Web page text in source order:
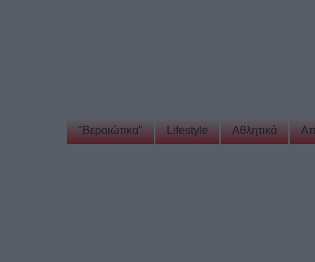
"Βεροιώτικα" Lifestyle Αθλητικά